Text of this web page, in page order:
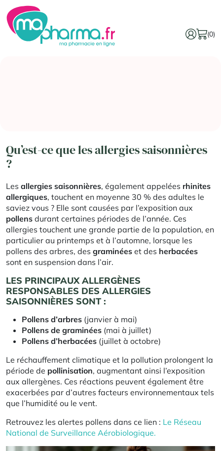
(0)
Qu’est-ce que les allergies saisonnières
?
Les allergies saisonnières, également appelées rhinites
allergiques, touchent en moyenne 30 % des adultes le
saviez vous ? Elle sont causées par l’exposition aux
pollens durant certaines périodes de l’année. Ces
allergies touchent une grande partie de la population, en
particulier au printemps et à l’automne, lorsque les
pollens des arbres, des graminées et des herbacées
sont en suspension dans l’air.
LES PRINCIPAUX ALLERGÈNES
RESPONSABLES DES ALLERGIES
SAISONNIÈRES SONT :
Pollens d’arbres (janvier à mai)
Pollens de graminées (mai à juillet)
Pollens d’herbacées (juillet à octobre)
Le réchauffement climatique et la pollution prolongent la
période de pollinisation, augmentant ainsi l’exposition
aux allergènes. Ces réactions peuvent également être
exacerbées par d’autres facteurs environnementaux tels
que l’humidité ou le vent.
Retrouvez les alertes pollens dans ce lien : Le Réseau
National de Surveillance Aérobiologique.